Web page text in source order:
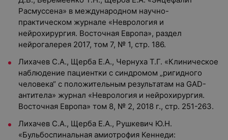
Расмуссена» в международном научно-
практическом журнале «Неврология и
нейрохирургия. Восточная Европа», раздел
нейрогалерея 2017, том 7, № 1, стр. 186.
Лихачев С.А., Щерба Е.А., Чернуха Т.Г. «Клиническое
наблюдение пациентки с синдромом „ригидного
человека“ с положительным результатам на GAD-
антитела» журнал «Неврология и нейрохирургия.
Восточная Европа» том 8, № 2, 2018 г., стр. 251-263.
Лихачев С.А., Щерба Е.А., Рушкевич Ю.Н.
«Бульбоспинальная амиотрофия Кеннеди: